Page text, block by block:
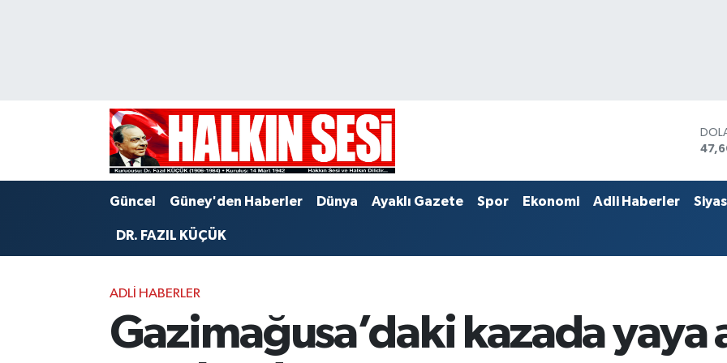
Güncel Güney'den Haberler Dünya Ayaklı Gazete Spor Ekonomi Adli Haberler
DR. FAZIL KÜÇÜK
ADLI HABERLER
Gazimağusa’daki kazada yaya
Trafik Durumu
Puan Durumu ve Fikstür